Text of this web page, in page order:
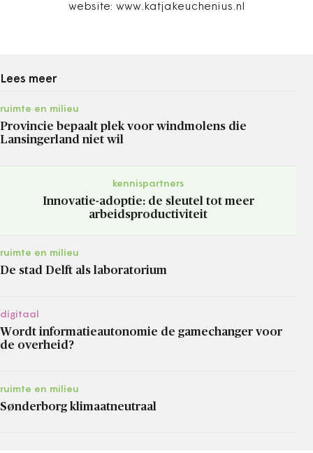
website: www.katjakeuchenius.nl
Lees meer
ruimte en milieu
Provincie bepaalt plek voor windmolens die
Lansingerland niet wil
kennispartners
Innovatie-adoptie: de sleutel tot meer
arbeidsproductiviteit
ruimte en milieu
De stad Delft als laboratorium
digitaal
Wordt informatieautonomie de gamechanger voor
de overheid?
ruimte en milieu
Sønderborg klimaatneutraal